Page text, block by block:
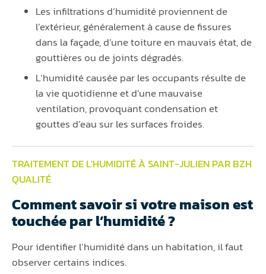
Les infiltrations d’humidité proviennent de
l’extérieur, généralement à cause de fissures
dans la façade, d’une toiture en mauvais état, de
gouttières ou de joints dégradés.
L’humidité causée par les occupants résulte de
la vie quotidienne et d’une mauvaise
ventilation, provoquant condensation et
gouttes d’eau sur les surfaces froides.
TRAITEMENT DE L'HUMIDITÉ À SAINT-JULIEN PAR BZH
QUALITÉ
Comment savoir si votre maison est
touchée par l’humidité ?
Pour identifier l’humidité dans un habitation, il faut
observer certains indices.